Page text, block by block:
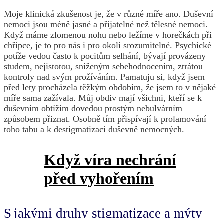
Moje klinická zkušenost je, že v různé míře ano. Duševní
nemoci jsou méně jasné a přijatelné než tělesné nemoci.
Když máme zlomenou nohu nebo ležíme v horečkách při
chřipce, je to pro nás i pro okolí srozumitelné. Psychické
potíže vedou často k pocitům selhání, bývají provázeny
studem, nejistotou, sníženým sebehodnocením, ztrátou
kontroly nad svým prožíváním. Pamatuju si, když jsem
před lety procházela těžkým obdobím, že jsem to v nějaké
míře sama zažívala. Můj obdiv mají všichni, kteří se k
duševním obtížím dovedou prostým nebulvárním
způsobem přiznat. Osobně tím přispívají k prolamování
toho tabu a k destigmatizaci duševně nemocných.
Když víra nechrání
před vyhořením
S jakými druhy stigmatizace a mýty